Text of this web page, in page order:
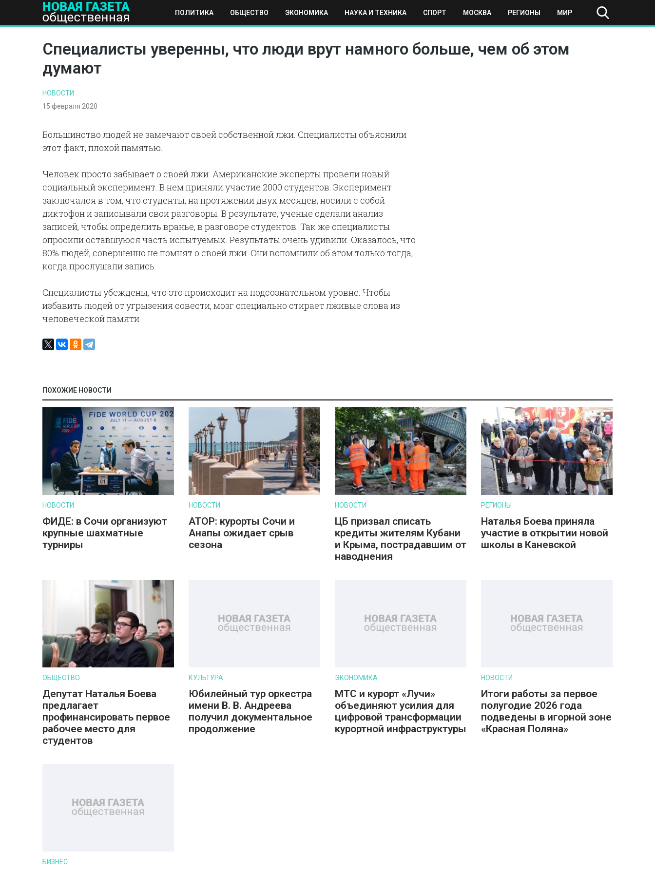
ПОЛИТИКА ОБЩЕСТВО ЭКОНОМИКА НАУКА И ТЕХНИКА СПОРТ МОСКВА РЕГИОНЫ МИР
ПОЛИТИКА ОБЩЕСТВО ЭКОНОМИКА НАУКА И ТЕХНИКА СПОРТ МОСКВА РЕГИОНЫ МИР
Специалисты уверенны, что люди врут намного больше, чем об этом
думают
НОВОСТИ
15 февраля 2020
Большинство людей не замечают своей собственной лжи. Специалисты объяснили
этот факт, плохой памятью.
Человек просто забывает о своей лжи. Американские эксперты провели новый
социальный эксперимент. В нем приняли участие 2000 студентов. Эксперимент
заключался в том, что студенты, на протяжении двух месяцев, носили с собой
диктофон и записывали свои разговоры. В результате, ученые сделали анализ
записей, чтобы определить вранье, в разговоре студентов. Так же специалисты
опросили оставшуюся часть испытуемых. Результаты очень удивили. Оказалось, что
80% людей, совершенно не помнят о своей лжи. Они вспомнили об этом только тогда,
когда прослушали запись.
Специалисты убеждены, что это происходит на подсознательном уровне. Чтобы
избавить людей от угрызения совести, мозг специально стирает лживые слова из
человеческой памяти.
ПОХОЖИЕ НОВОСТИ
НОВОСТИ
ФИДЕ: в Сочи организуют
крупные шахматные
турниры
НОВОСТИ
АТОР: курорты Сочи и
Анапы ожидает срыв
сезона
НОВОСТИ
ЦБ призвал списать
кредиты жителям Кубани
и Крыма, пострадавшим от
наводнения
РЕГИОНЫ
Наталья Боева приняла
участие в открытии новой
школы в Каневской
ОБЩЕСТВО
Депутат Наталья Боева
предлагает
профинансировать первое
рабочее место для
студентов
КУЛЬТУРА
Юбилейный тур оркестра
имени В. В. Андреева
получил документальное
продолжение
ЭКОНОМИКА
МТС и курорт «Лучи»
объединяют усилия для
цифровой трансформации
курортной инфраструктуры
НОВОСТИ
Итоги работы за первое
полугодие 2026 года
подведены в игорной зоне
«Красная Поляна»
БИЗНЕС